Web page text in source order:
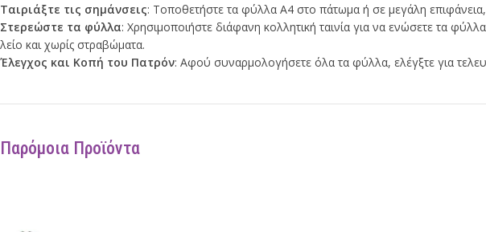
Ταιριάξτε τις σημάνσεις: Τοποθετήστε τα φύλλα Α4 στο πάτωμα ή σε μεγάλη επιφάνεια,
Στερεώστε τα φύλλα: Χρησιμοποιήστε διάφανη κολλητική ταινία για να ενώσετε τα
λείο και χωρίς στραβώματα.
Έλεγχος και Κοπή του Πατρόν: Αφού συναρμολογήσετε όλα τα φύλλα, ελέγξτε για
Παρόμοια Προϊόντα